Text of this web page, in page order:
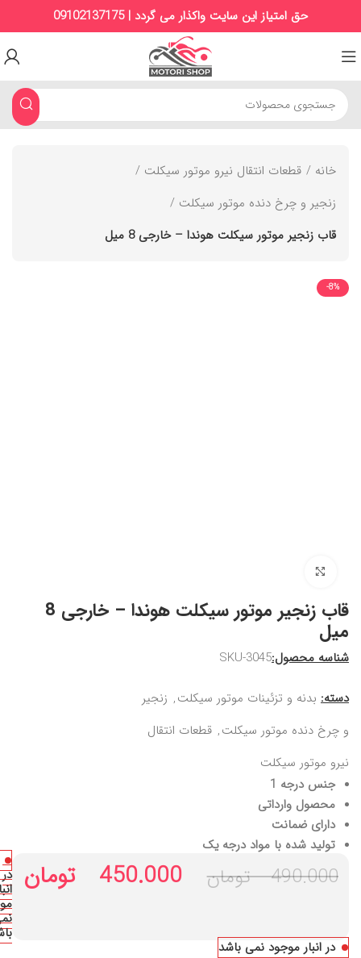
حق امتیاز این سایت واکذار می گردد | 09102137175
خانه
قطعات انتقال نیرو موتور سیکلت
زنجیر و چرخ‌ دنده موتور سیکلت
قاب زنجیر موتور سیکلت هوندا – خارجی 8 میل
-8%
قاب زنجیر موتور سیکلت هوندا – خارجی 8
میل
شناسه محصول:SKU-3045
دسته: بدنه و تزئینات موتور سیکلت, زنجیر
و چرخ‌ دنده موتور سیکلت, قطعات انتقال
نیرو موتور سیکلت
جنس درجه 1
محصول وارداتی
دارای ضمانت
تولید شده با مواد درجه یک
490.000 تومان 450.000 تومان در
در انبار موجود نمی باشد